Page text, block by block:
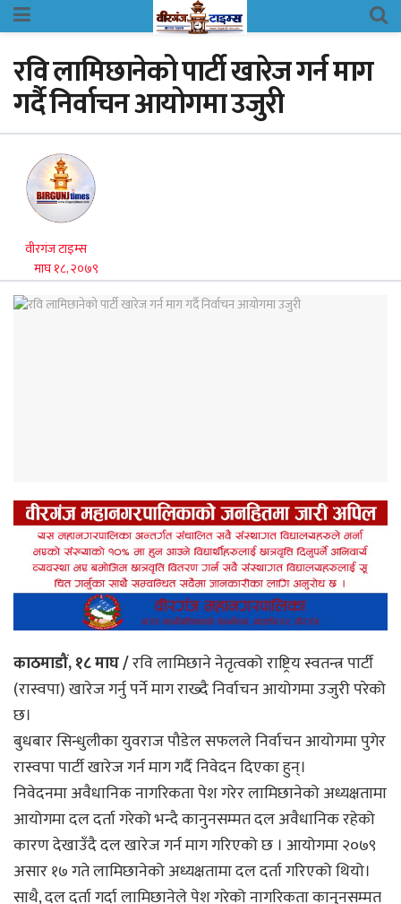
रवि लामिछानेको पार्टी खारेज गर्न माग
गर्दै निर्वाचन आयोगमा उजुरी
वीरगंज टाइम्स
माघ १८, २०७९
काठमाडौं, १८ माघ /रवि लामिछाने नेतृत्वको राष्ट्रिय स्वतन्त्र पार्टी
(रास्वपा) खारेज गर्नु पर्ने माग राख्दै निर्वाचन आयोगमा उजुरी परेको
छ।
बुधबार सिन्धुलीका युवराज पौडेल सफलले निर्वाचन आयोगमा पुगेर
रास्वपा पार्टी खारेज गर्न माग गर्दै निवेदन दिएका हुन्।
निवेदनमा अवैधानिक नागरिकता पेश गरेर लामिछानेको अध्यक्षतामा
आयोगमा दल दर्ता गरेको भन्दै कानुनसम्मत दल अवैधानिक रहेको
कारण देखाउँदै दल खारेज गर्न माग गरिएको छ । आयोगमा २०७९
असार १७ गते लामिछानेको अध्यक्षतामा दल दर्ता गरिएको थियो।
साथै, दल दर्ता गर्दा लामिछानेले पेश गरेको नागरिकता कानुनसम्मत